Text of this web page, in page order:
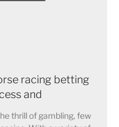
racing betting
and
thrill of gambling, few